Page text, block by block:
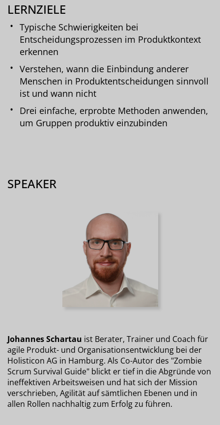
LERNZIELE
Typische Schwierigkeiten bei
Entscheidungsprozessen im Produktkontext
erkennen
Verstehen, wann die Einbindung anderer
Menschen in Produktentscheidungen sinnvoll
ist und wann nicht
Drei einfache, erprobte Methoden anwenden,
um Gruppen produktiv einzubinden
SPEAKER
Johannes Schartau ist Berater, Trainer und Coach für
agile Produkt- und Organisationsentwicklung bei der
Holisticon AG in Hamburg. Als Co-Autor des "Zombie
Scrum Survival Guide" blickt er tief in die Abgründe von
ineffektiven Arbeitsweisen und hat sich der Mission
verschrieben, Agilität auf sämtlichen Ebenen und in
allen Rollen nachhaltig zum Erfolg zu führen.